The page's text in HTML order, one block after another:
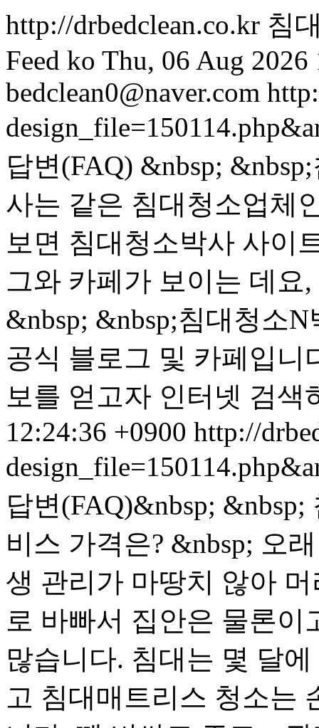
http://drbedclean.co.kr 침
Feed ko Thu, 06 Aug 2026
bedclean0@naver.com
답변(FAQ) &nbsp;
사는 같은 침대청소업체
보면 침대청소박사 사이
그와 카페가 보이는 데요
&nbsp; &nbsp;침대청소
공식 블로그 및 카페입니
보를 얻고자 인터넷 검색
12:24:36 +0900 http://
답변(FAQ)&nbsp;
비스 가격은? &nbsp; 오
생 관리가 마땅치 않아
로 바빠서 집안은 물론이
많습니다. 침대는 몇 달
고 침대매트리스 청소는